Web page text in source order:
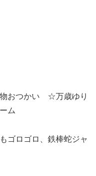
おつかい ☆万歳ゆり
ム
ゴロゴロ、鉄棒蛇ジャ